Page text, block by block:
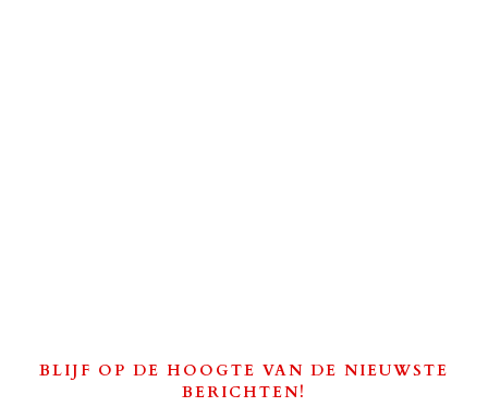
BLIJF OP DE HOOGTE VAN DE NIEUWSTE
BERICHTEN!